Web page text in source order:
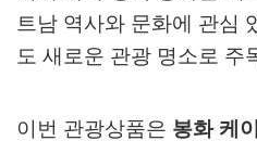
트남 역사와 문화에 관심
도 새로운 관광 명소로 주
이번 관광상품은 봉화 케이